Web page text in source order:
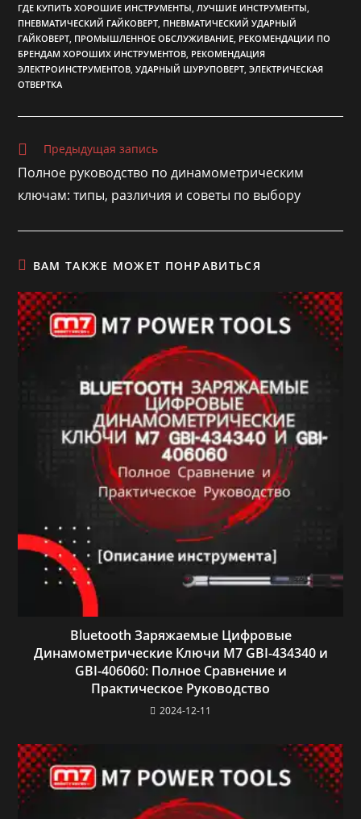
ГДЕ КУПИТЬ ХОРОШИЕ ИНСТРУМЕНТЫ ЛУЧШИЕ ИНСТРУМЕНТЫ
ПНЕВМАТИЧЕСКИЙ ГАЙКОВЕРТ ПНЕВМАТИЧЕСКИЙ УДАРНЫЙ
ГАЙКОВЕРТ ПРОМЫШЛЕННОЕ ОБСЛУЖИВАНИЕ РЕКОМЕНДАЦИИ ПО
БРЕНДАМ ХОРОШИХ ИНСТРУМЕНТОВ РЕКОМЕНДАЦИЯ
ЭЛЕКТРОИНСТРУМЕНТОВ УДАРНЫЙ ШУРУПОВЕРТ ЭЛЕКТРИЧЕСКАЯ
ОТВЕРТКА
Еще
Предыдущая запись
Полное руководство по динамометрическим
ключам: типы, различия и советы по выбору
ВАМ ТАКЖЕ МОЖЕТ ПОНРАВИТЬСЯ
Bluetooth Заряжаемые Цифровые
Динамометрические Ключи M7 GBI-434340 и
GBI-406060: Полное Сравнение и
Практическое Руководство
2024-12-11